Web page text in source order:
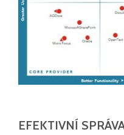
EFEKTIVNÍ